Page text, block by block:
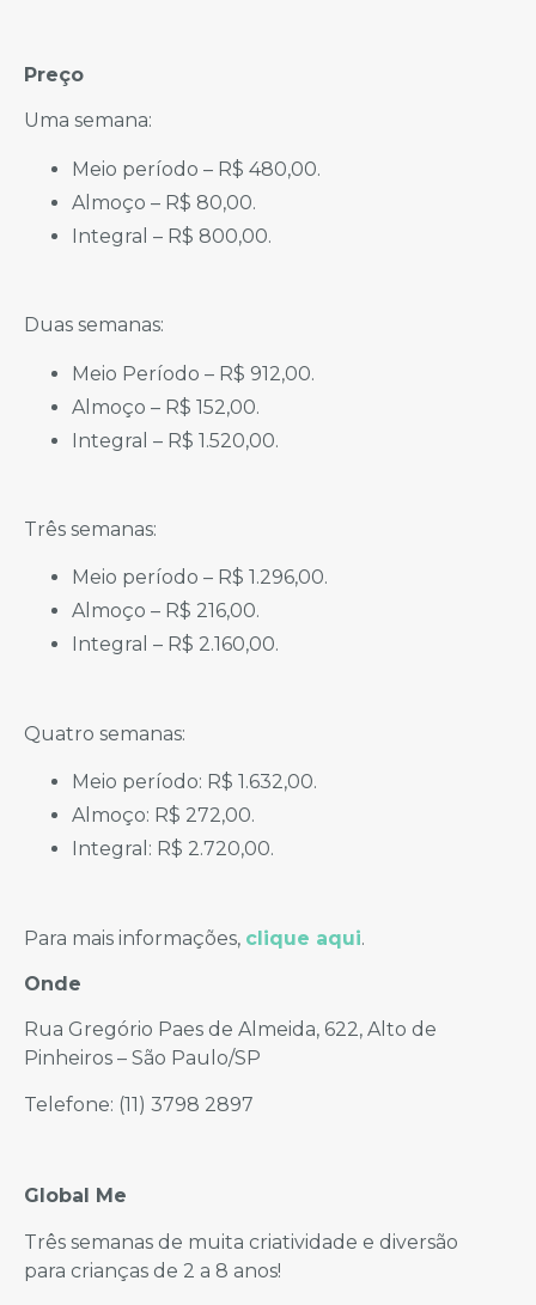
Preço
Uma semana:
Meio período – R$ 480,00.
Almoço – R$ 80,00.
Integral – R$ 800,00.
Duas semanas:
Meio Período – R$ 912,00.
Almoço – R$ 152,00.
Integral – R$ 1.520,00.
Três semanas:
Meio período – R$ 1.296,00.
Almoço – R$ 216,00.
Integral – R$ 2.160,00.
Quatro semanas:
Meio período: R$ 1.632,00.
Almoço: R$ 272,00.
Integral: R$ 2.720,00.
Para mais informações, clique aqui.
Onde
Rua Gregório Paes de Almeida, 622, Alto de
Pinheiros – São Paulo/SP
Telefone: (11) 3798 2897
Global Me
Três semanas de muita criatividade e diversão
para crianças de 2 a 8 anos!